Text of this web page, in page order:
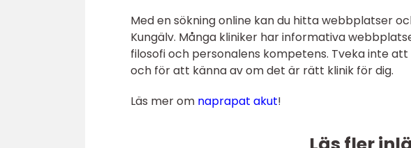
Med en sökning online kan du hitta webbplatser
Kungälv. Många kliniker har informativa
filosofi och personalens kompetens. Tveka inte
och för att känna av om det är rätt klinik för dig.
Läs mer om naprapat akut!